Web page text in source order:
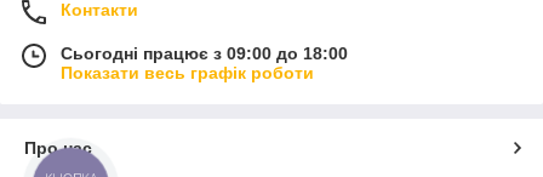
Контакти
Сьогодні працює з 09:00 до 18:00
Показати весь графік роботи
Про нас